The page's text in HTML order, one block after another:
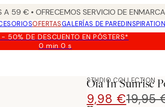
A 59 € • OFRECEMOS SERVICIO DE
OFERTASGALERÍAS DE PARED
- 50% DE DESCUENTO EN PÓSTERS*
0 min0 s
Válido
STUDIO COLLECTION
Oia In Sunrise
9,98 €19,95